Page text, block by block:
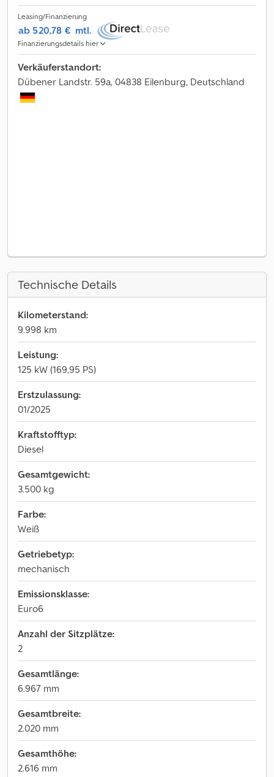
Leasing/Finanzierung
ab 520,78 € mtl.
Finanzierungsdetails hier
Verkäuferstandort:
Dübener Landstr. 59a, 04838 Eilenburg, Deutschland
Technische Details
Kilometerstand:
9.998 km
Leistung:
125 kW (169,95 PS)
Erstzulassung:
01/2025
Kraftstofftyp:
Diesel
Gesamtgewicht:
3.500 kg
Farbe:
Weiß
Getriebetyp:
mechanisch
Emissionsklasse:
Euro6
Anzahl der Sitzplätze:
2
Gesamtlänge:
6.967 mm
Gesamtbreite:
2.020 mm
Gesamthöhe:
2.616 mm